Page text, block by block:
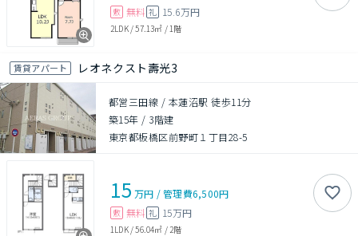
敷 無料 礼 15.6万円
2LDK/57.13㎡ / 1階
賃貸アパート レオネクスト壽光3
都営三田線 / 本蓮沼駅 徒歩11分
築15年 / 3階建
東京都板橋区前野町１丁目28-5
15 万円 /管理費6,500円
敷 無料 礼 15万円
1LDK/56.04㎡ / 2階